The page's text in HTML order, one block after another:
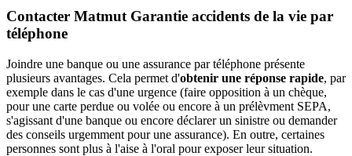
Contacter Matmut Garantie accidents de la vie par
téléphone
Joindre une banque ou une assurance par téléphone présente
plusieurs avantages. Cela permet d'obtenir une réponse rapide, par
exemple dans le cas d'une urgence (faire opposition à un chèque,
pour une carte perdue ou volée ou encore à un prélèvment SEPA,
s'agissant d'une banque ou encore déclarer un sinistre ou demander
des conseils urgemment pour une assurance). En outre, certaines
personnes sont plus à l'aise à l'oral pour exposer leur situation.